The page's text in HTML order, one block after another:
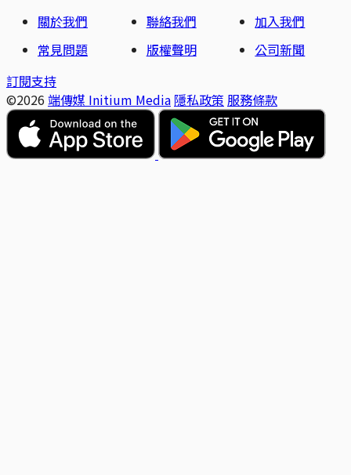
關於我們
聯絡我們
加入我們
常見問題
版權聲明
公司新聞
訂閱支持
©2026 端傳媒 Initium Media 隱私政策 服務條款